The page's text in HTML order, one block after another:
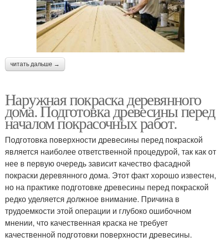
читать дальше →
Наружная покраска деревянного
дома. Подготовка древесины перед
началом покрасочных работ.
Подготовка поверхности древесины перед покраской
является наиболее ответственной процедурой, так как от
нее в первую очередь зависит качество фасадной
покраски деревянного дома. Этот факт хорошо известен,
но на практике подготовке древесины перед покраской
редко уделяется должное внимание. Причина в
трудоемкости этой операции и глубоко ошибочном
мнении, что качественная краска не требует
качественной подготовки поверхности древесины.